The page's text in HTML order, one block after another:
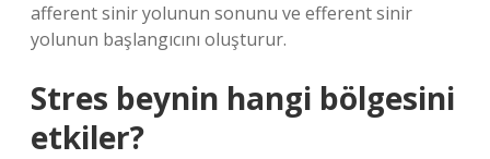
afferent sinir yolunun sonunu ve efferent sinir
yolunun başlangıcını oluşturur.
Stres beynin hangi bölgesini
etkiler?